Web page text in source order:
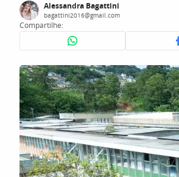
Alessandra Bagattini
bagattini2016@gmail.com
Compartilhe: